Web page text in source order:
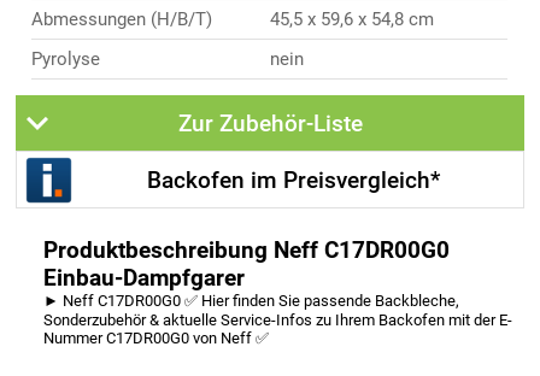
Abmessungen (H/B/T)
45,5 x 59,6 x 54,8 cm
Pyrolyse
nein
Zur Zubehör-Liste
Backofen im Preisvergleich*
Produktbeschreibung Neff C17DR00G0
Einbau-Dampfgarer
► Neff C17DR00G0 ✅ Hier finden Sie passende Backbleche,
Sonderzubehör & aktuelle Service-Infos zu Ihrem Backofen mit der E-
Nummer C17DR00G0 von Neff ✅